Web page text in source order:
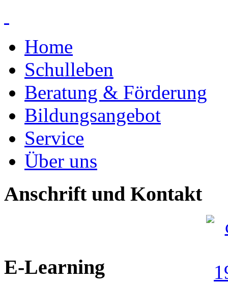
Home
Schulleben
Beratung & Förderung
Bildungsangebot
Service
Über uns
Anschrift und Kontakt
E-Learning